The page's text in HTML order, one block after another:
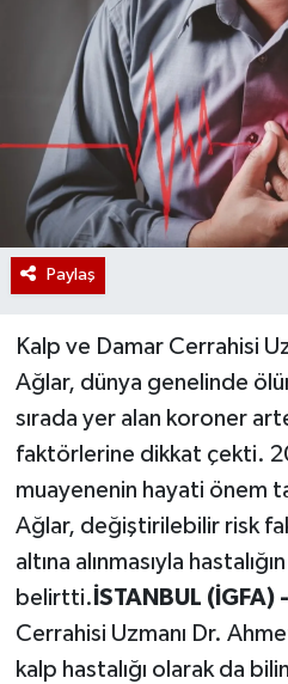
Paylaş
Kalp ve Damar Cerrahisi
Ağlar, dünya genelinde
sırada yer alan koroner
faktörlerine dikkat çekti.
muayenenin hayati önem
Ağlar, değiştirilebilir risk
altına alınmasıyla
belirtti. İSTANBUL (İGFA) -
Cerrahisi Uzmanı Dr.
kalp hastalığı olarak da